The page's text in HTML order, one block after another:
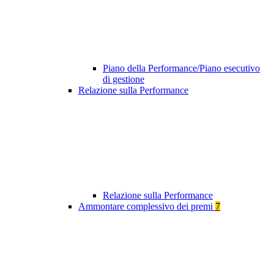
Piano della Performance/Piano esecutivo
di gestione
Relazione sulla Performance
Relazione sulla Performance
Ammontare complessivo dei premi 7